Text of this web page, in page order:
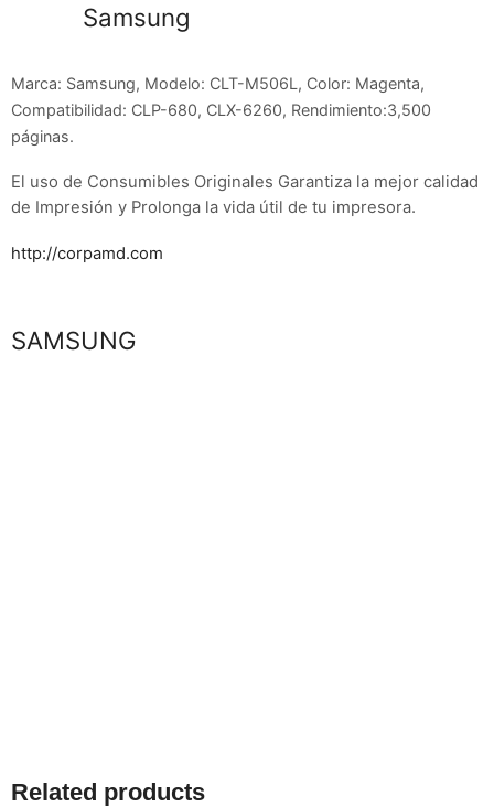
Samsung
Marca: Samsung, Modelo: CLT-M506L, Color: Magenta,
Compatibilidad: CLP-680, CLX-6260, Rendimiento:3,500
páginas.
El uso de Consumibles Originales Garantiza la mejor calidad
de Impresión y Prolonga la vida útil de tu impresora.
http://corpamd.com
SAMSUNG
Related products